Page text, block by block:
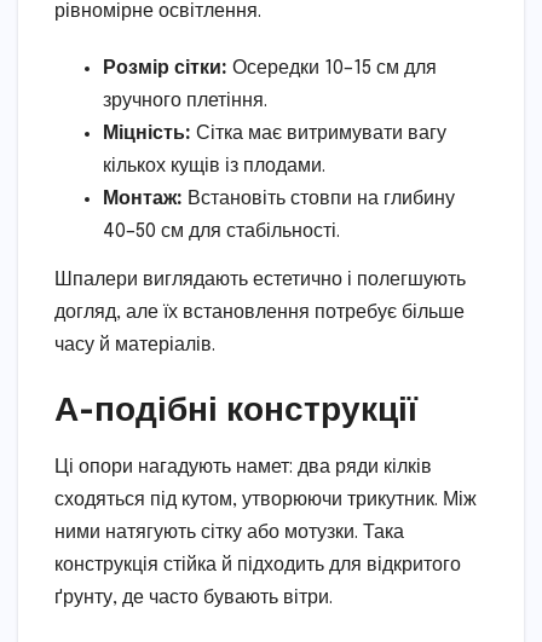
рівномірне освітлення.
Розмір сітки: Осередки 10–15 см для
зручного плетіння.
Міцність: Сітка має витримувати вагу
кількох кущів із плодами.
Монтаж: Встановіть стовпи на глибину
40–50 см для стабільності.
Шпалери виглядають естетично і полегшують
догляд, але їх встановлення потребує більше
часу й матеріалів.
А-подібні конструкції
Ці опори нагадують намет: два ряди кілків
сходяться під кутом, утворюючи трикутник. Між
ними натягують сітку або мотузки. Така
конструкція стійка й підходить для відкритого
ґрунту, де часто бувають вітри.